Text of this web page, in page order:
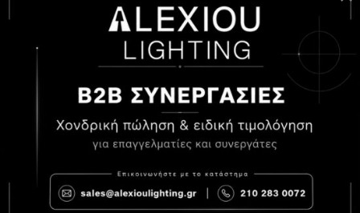
Κατάστημα Χαλάνδρι:Σαρανταπόρου 55, 15232, Χαλάνδρι
sales@alexioulighting.gr
210 283 0072
6983123181